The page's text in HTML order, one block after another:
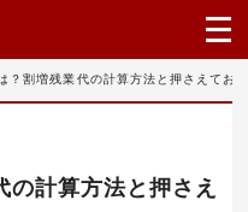
？割増残業代の計算方法と押さえてお
計算方法と押さえ